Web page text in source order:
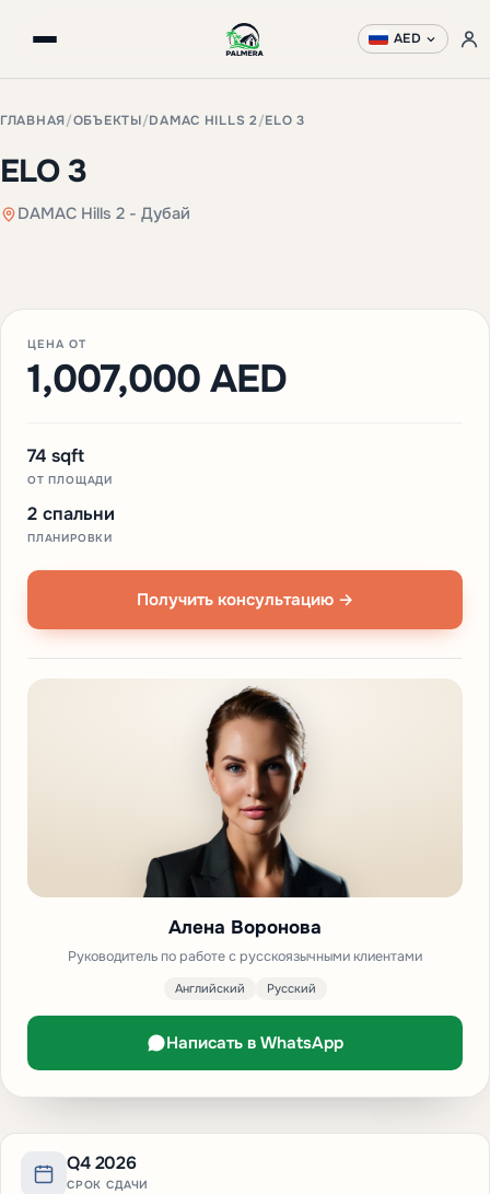
AED
ГЛАВНАЯ/ОБЪЕКТЫ/DAMAC HILLS 2 /ELO 3
ELO 3
DAMAC Hills 2 - Дубай
Q4 2026
СРОК СДАЧИ
ЦЕНА ОТ
1,007,000 AED
74 sqft
ОТ ПЛОЩАДИ
2 спальни
ПЛАНИРОВКИ
Получить консультацию →
Алена Воронова
Руководитель по работе с русскоязычными клиентами
Английский Русский
Написать в WhatsApp